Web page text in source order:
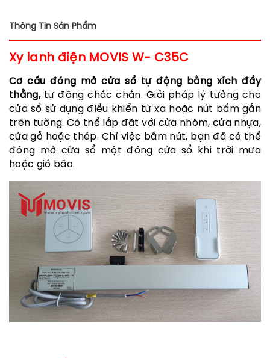
Thông Tin Sản Phẩm
Xy lanh điện MOVIS W- C35C
Cơ cấu đóng mở cửa sổ tự động bằng xích đẩy
thẳng, tự động chắc chắn. Giải pháp lý tưởng cho
cửa sổ sử dụng điều khiển từ xa hoặc nút bấm gắn
trên tường. Có thể lắp đặt với cửa nhôm, cửa nhựa,
cửa gỗ hoặc thép. Chỉ việc bấm nút, bạn đã có thể
đóng mở cửa sổ một đóng cửa sổ khi trời mưa
hoặc gió bão.